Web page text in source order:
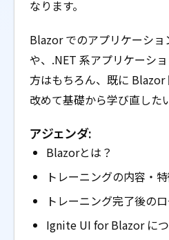
なります。
Blazor でのアプリケーシ
や、.NET 系アプリケーシ
方はもちろん、既に Blazor
改めて基礎から学び直した
アジェンダ:
Blazorとは？
トレーニングの内容・
トレーニング完了後の
Ignite UI for Blazor に